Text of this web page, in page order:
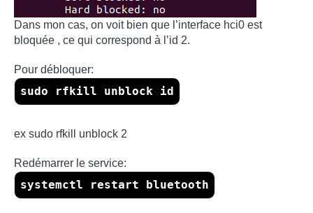
Dans mon cas, on voit bien que l’interface hci0 est
bloquée , ce qui correspond à l’id 2.
Pour débloquer:
sudo rfkill unblock id
ex sudo rfkill unblock 2
Redémarrer le service:
systemctl restart bluetooth